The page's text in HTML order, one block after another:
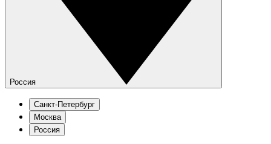
Россия
Санкт-Петербург
Москва
Россия